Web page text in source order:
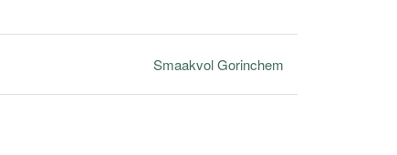
Smaakvol Gorinchem